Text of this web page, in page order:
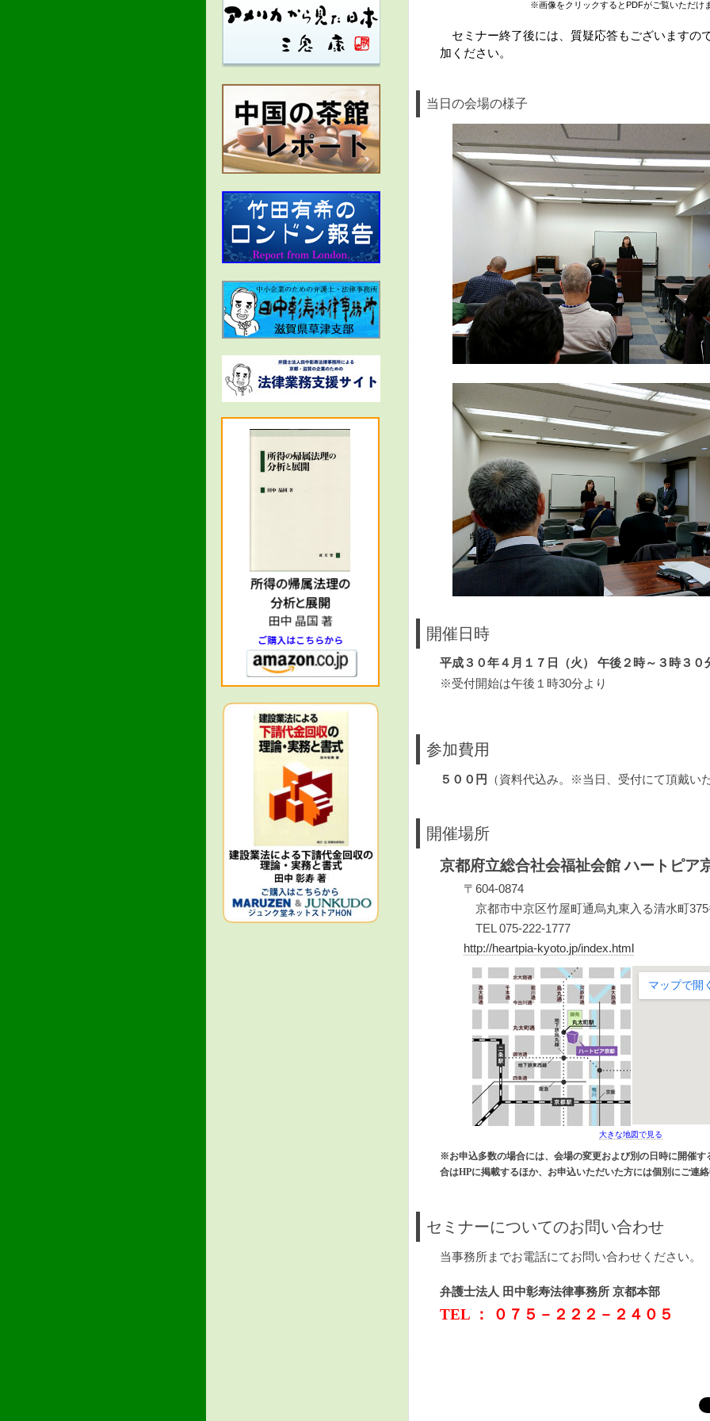
※画像をクリックするとPDFがご覧いただけ
セミナー終了後には、質疑応答もございますの
加ください。
当日の会場の様子
開催日時
平成３０年４月１７日（火） 午後２時～３時３０
※受付開始は午後１時30分より
参加費用
５００円 （資料代込み。 ※当日、受付にて頂戴い
開催場所
京都府立総合社会福祉会館ハートピア
〒604-0874
京都市中京区竹屋町通烏丸東入る清水町
TEL 075-222-1777
http://heartpia-kyoto.jp/index.html
大きな地図で見る
※お申込多数の場合には、会場の変更および別の日時に開催す
合はHPに掲載するほか、お申込いただいた方には個別にご連
セミナーについてのお問い合わせ
当事務所までお電話にてお問い合わせください。
弁護士法人 田中彰寿法律事務所 京都本部
TEL ： ０７５－２２２－２４０５